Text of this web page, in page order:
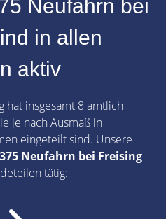
Neufahrn bei
in allen
aktiv
hat insgesamt 8 amtlich
je nach Ausmaß in
eingeteilt sind. Unsere
Neufahrn bei Freising
tätig: